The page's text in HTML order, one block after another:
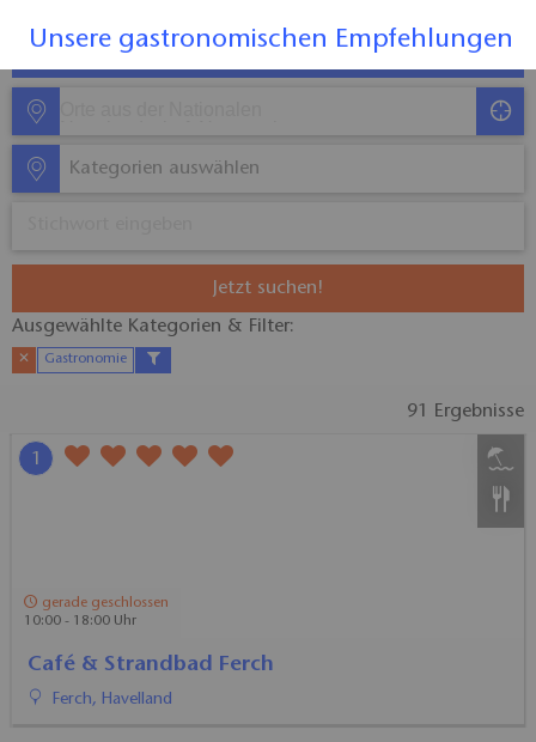
Unsere gastronomischen Empfehlungen
Kategorien auswählen
Jetzt suchen!
Ausgewählte Kategorien & Filter:​
✕ Gastronomie
91 Ergebnisse
1
gerade geschlossen
10:00 - 18:00 Uhr
Café & Strandbad Ferch
Ferch, Havelland